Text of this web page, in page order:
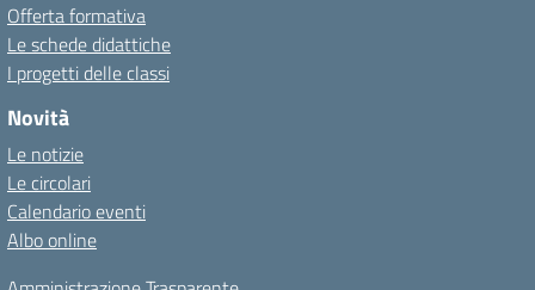
Offerta formativa
Le schede didattiche
I progetti delle classi
Novità
Le notizie
Le circolari
Calendario eventi
Albo online